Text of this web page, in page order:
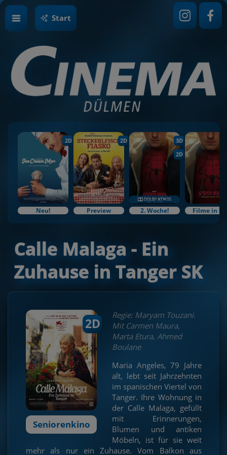
Start
2D
Neu!
2D
Preview
3D
2D
2. Woche! Filme in
Calle Malaga - Ein
Zuhause in Tanger SK
2D
Seniorenkino
Regie: Maryam Touzani.
Mit Carmen Maura,
Marta Etura, Ahmed
Boulane
Maria Angeles, 79 Jahre
alt, lebt seit Jahrzehnten
im spanischen Viertel von
Tanger. Ihre Wohnung in
der Calle Malaga, gefüllt
mit Erinnerungen,
Blumen und antiken
Möbeln, ist für sie weit
mehr als nur ein Zuhause. Vom Balkon aus